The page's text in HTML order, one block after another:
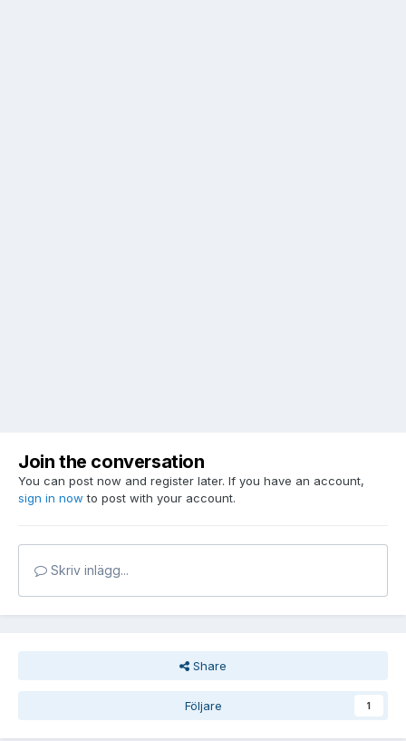
Join the conversation
You can post now and register later. If you have an account,
sign in now to post with your account.
Skriv inlägg...
Share
Följare 1